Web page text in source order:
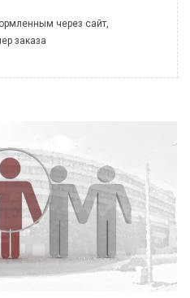
через сайт,
заказа